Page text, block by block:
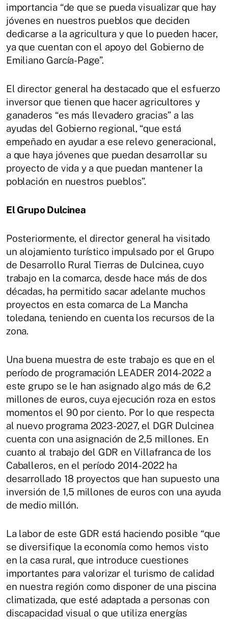
importancia “de que se pueda visualizar que hay
jóvenes en nuestros pueblos que deciden
dedicarse a la agricultura y que lo pueden hacer,
ya que cuentan con el apoyo del Gobierno de
Emiliano García-Page”.
El director general ha destacado que el esfuerzo
inversor que tienen que hacer agricultores y
ganaderos “es más llevadero gracias” a las
ayudas del Gobierno regional, “que está
empeñado en ayudar a ese relevo generacional,
a que haya jóvenes que puedan desarrollar su
proyecto de vida y a que puedan mantener la
población en nuestros pueblos”.
El Grupo Dulcinea
Posteriormente, el director general ha visitado
un alojamiento turístico impulsado por el Grupo
de Desarrollo Rural Tierras de Dulcinea, cuyo
trabajo en la comarca, desde hace más de dos
décadas, ha permitido sacar adelante muchos
proyectos en esta comarca de La Mancha
toledana, teniendo en cuenta los recursos de la
zona.
Una buena muestra de este trabajo es que en el
período de programación LEADER 2014-2022 a
este grupo se le han asignado algo más de 6,2
millones de euros, cuya ejecución roza en estos
momentos el 90 por ciento. Por lo que respecta
al nuevo programa 2023-2027, el DGR Dulcinea
cuenta con una asignación de 2,5 millones. En
cuanto al trabajo del GDR en Villafranca de los
Caballeros, en el período 2014-2022 ha
desarrollado 18 proyectos que han supuesto una
inversión de 1,5 millones de euros con una ayuda
de medio millón.
La labor de este GDR está haciendo posible “que
se diversifique la economía como hemos visto
en la casa rural, que introduce cuestiones
importantes para valorizar el turismo de calidad
en nuestra región como disponer de una piscina
climatizada, que esté adaptada a personas con
discapacidad visual o que utiliza energías